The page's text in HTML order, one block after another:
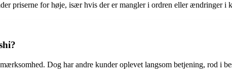
priserne for høje, især hvis der er mangler i ordren eller ændringer i
Dog har andre kunder oplevet langsom betjening, rod i